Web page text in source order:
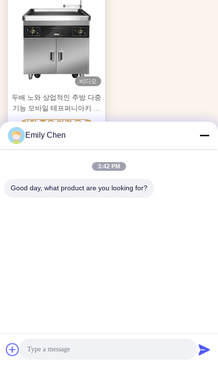
비디오
두배 노와 상업적인 주방 다중
기능 모바일 테프퍼니아키 그
릴 테이블
가장 좋은 가격 을 구
하라
info01@greenarkworld.com
Emily Chen
3:42 PM
Good day, what product are you looking for?